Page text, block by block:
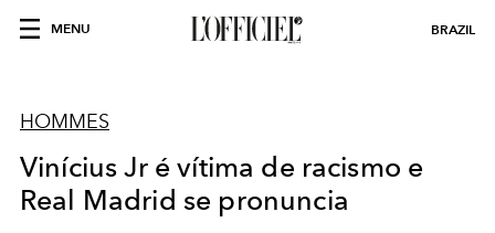
MENU BRAZIL
HOMMES
Vinícius Jr é vítima de racismo e
Real Madrid se pronuncia